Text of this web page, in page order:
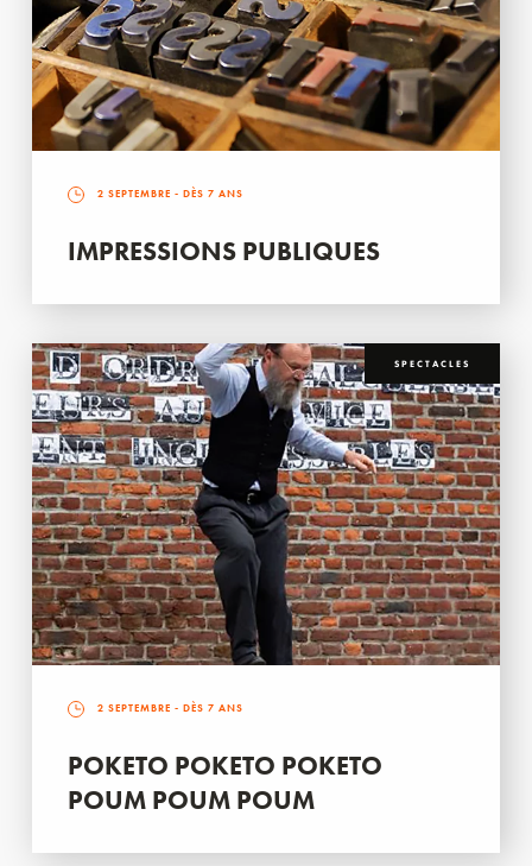
2 SEPTEMBRE - DÈS 7 ANS
IMPRESSIONS PUBLIQUES
SPECTACLES
2 SEPTEMBRE - DÈS 7 ANS
POKETO POKETO POKETO
POUM POUM POUM